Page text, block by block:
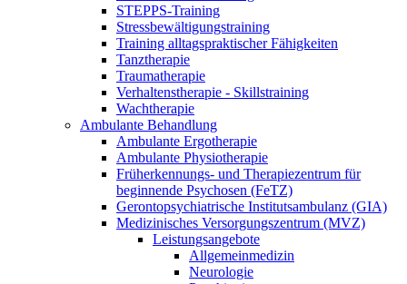
STEPPS-Training
Stressbewältigungstraining
Training alltagspraktischer Fähigkeiten
Tanztherapie
Traumatherapie
Verhaltenstherapie - Skillstraining
Wachtherapie
Ambulante Behandlung
Ambulante Ergotherapie
Ambulante Physiotherapie
Früherkennungs- und Therapiezentrum für
beginnende Psychosen (FeTZ)
Gerontopsychiatrische Institutsambulanz (GIA)
Medizinisches Versorgungszentrum (MVZ)
Leistungsangebote
Allgemeinmedizin
Neurologie